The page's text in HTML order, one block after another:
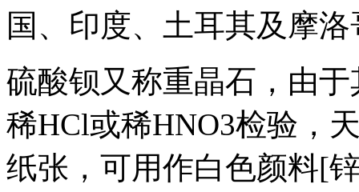
国、印度、土耳其及摩
硫酸钡又称重晶石，由
稀HCl或稀HNO3检验，
纸张，可用作白色颜料[